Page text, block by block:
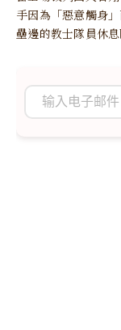
手因為「惡意觸身
壘邊的教士隊員休